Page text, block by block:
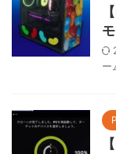
ー